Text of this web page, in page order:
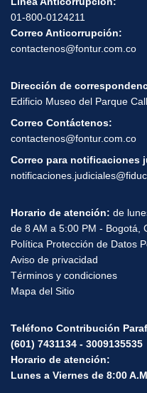
01-800-0124211
Correo Anticorrupción:
contactenos@fontur.com.co
Dirección de
Edificio Museo del Parque
Correo Contáctenos:
contactenos@fontur.com.co
Correo para notificaciones
Horario de atención: de
de 8 AM a 5:00 PM - Bogotá,
Política Protección de Datos
Aviso de privacidad
Términos y condiciones
Mapa del Sitio
Teléfono Contribución
(601) 7431134 - 3009135535
Horario de atención:
Lunes a Viernes de 8:00